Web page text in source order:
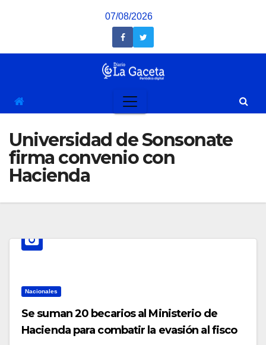
07/08/2026
Universidad de Sonsonate
firma convenio con
Hacienda
Nacionales
Se suman 20 becarios al Ministerio de
Hacienda para combatir la evasión al fisco